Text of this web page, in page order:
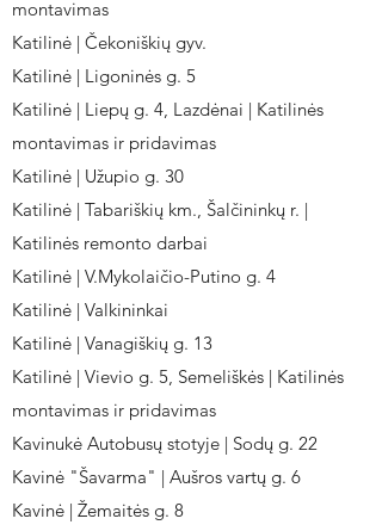
montavimas
Katilinė | Čekoniškių gyv.
Katilinė | Ligoninės g. 5
Katilinė | Liepų g. 4, Lazdėnai | Katilinės
montavimas ir pridavimas
Katilinė | Užupio g. 30
Katilinė | Tabariškių km., Šalčininkų r. |
Katilinės remonto darbai
Katilinė | V.Mykolaičio-Putino g. 4
Katilinė | Valkininkai
Katilinė | Vanagiškių g. 13
Katilinė | Vievio g. 5, Semeliškės | Katilinės
montavimas ir pridavimas
Kavinukė Autobusų stotyje | Sodų g. 22
Kavinė "Šavarma" | Aušros vartų g. 6
Kavinė | Žemaitės g. 8